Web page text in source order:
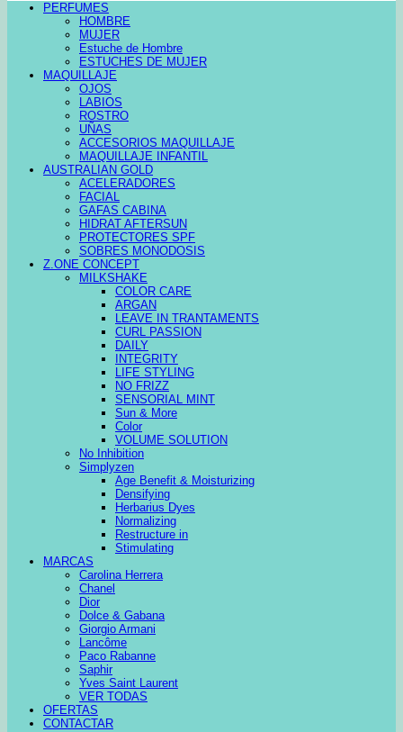
PERFUMES
HOMBRE
MUJER
Estuche de Hombre
ESTUCHES DE MUJER
MAQUILLAJE
OJOS
LABIOS
ROSTRO
UÑAS
ACCESORIOS MAQUILLAJE
MAQUILLAJE INFANTIL
AUSTRALIAN GOLD
ACELERADORES
FACIAL
GAFAS CABINA
HIDRAT AFTERSUN
PROTECTORES SPF
SOBRES MONODOSIS
Z.ONE CONCEPT
MILKSHAKE
COLOR CARE
ARGAN
LEAVE IN TRANTAMENTS
CURL PASSION
DAILY
INTEGRITY
LIFE STYLING
NO FRIZZ
SENSORIAL MINT
Sun & More
Color
VOLUME SOLUTION
No Inhibition
Simplyzen
Age Benefit & Moisturizing
Densifying
Herbarius Dyes
Normalizing
Restructure in
Stimulating
MARCAS
Carolina Herrera
Chanel
Dior
Dolce & Gabana
Giorgio Armani
Lancôme
Paco Rabanne
Saphir
Yves Saint Laurent
VER TODAS
OFERTAS
CONTACTAR